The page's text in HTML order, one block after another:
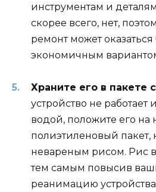
инструментам и
скорее всего, нет,
ремонт может оказаться
экономичным
Храните его в пакете
устройство не
водой, положите его на
полиэтиленовый
невареным рисом. Рис
тем самым повысив
реанимацию